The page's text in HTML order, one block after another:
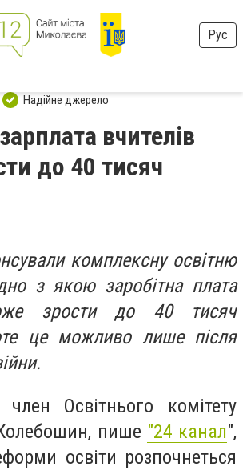
Рус
Надійне джерело
вчителів
до 40 тисяч
комплексну освітню
з якою заробітна плата
зрости до 40 тисяч
це можливо лише після
Освітнього комітету
пише "24 канал",
освіти розпочнеться